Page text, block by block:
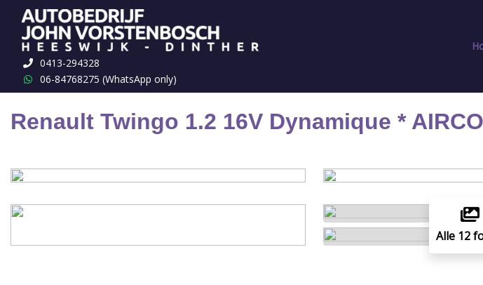
0413-294328
06-84768275 (WhatsApp only)
Terug naar overzicht
Renault Twingo 1.2 16V Dynamique *
Alle 12